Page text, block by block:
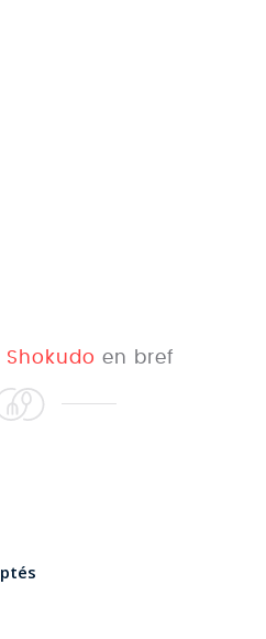
Shokudo en bref